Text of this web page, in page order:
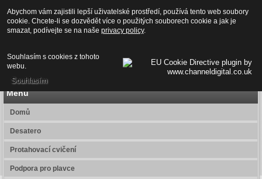
PLAVÁNÍ OLOMOUC
SK UP OLOMOUC
Menu
Domů
Desatero
Protahovací cvičení
Podpora pro plavce
Abychom vám zajistili lepší uživatelské prostředí, používá tento web soubory
cookie. Chcete-li se dozvědět více o použitých souborech cookie a jak je
smazat, podívejte se na naše privacy policy.
Souhlasím s cookies z tohoto
webu.
Souhlasím